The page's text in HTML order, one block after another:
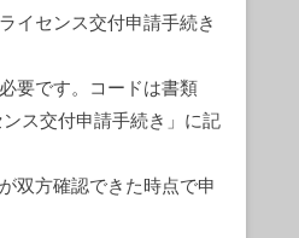
イセンス交付申請手続き
要です。コードは書類
ンス交付申請手続き」に記
双方確認できた時点で申